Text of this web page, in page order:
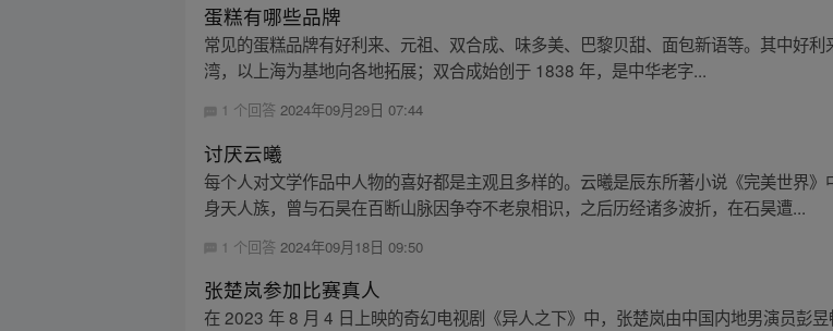
蛋糕有哪些品牌
常见的蛋糕品牌有好利来、元祖、双合成、味多美、巴黎贝甜、面包新语等。其中好
湾，以上海为基地向各地拓展；双合成始创于 1838 年，是中华老字...
1 个回答2024年09月29日 07:44
讨厌云曦
每个人对文学作品中人物的喜好都是主观且多样的。云曦是辰东所著小说《完美世界
身天人族，曾与石昊在百断山脉因争夺不老泉相识，之后历经诸多波折，在石昊遭...
1 个回答 2024年09月18日 09:50
张楚岚参加比赛真人
在 2023 年 8 月 4 日上映的奇幻电视剧《异人之下》中，张楚岚由中国内地男演员彭